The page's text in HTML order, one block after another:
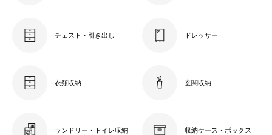
チェスト・引き出し ドレッサー
衣類収納 玄関収納
ランドリー・トイレ収納 収納ケース・ボックス